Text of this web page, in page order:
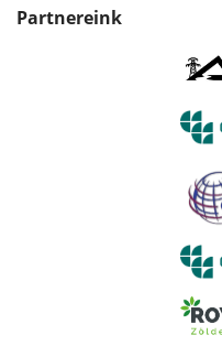
Partnereink